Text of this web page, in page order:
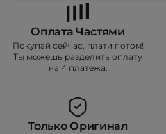
Оплата Частями
Покупай сейчас, плати потом!
Ты можешь разделить оплату
на 4 платежа.
Только Оригинал